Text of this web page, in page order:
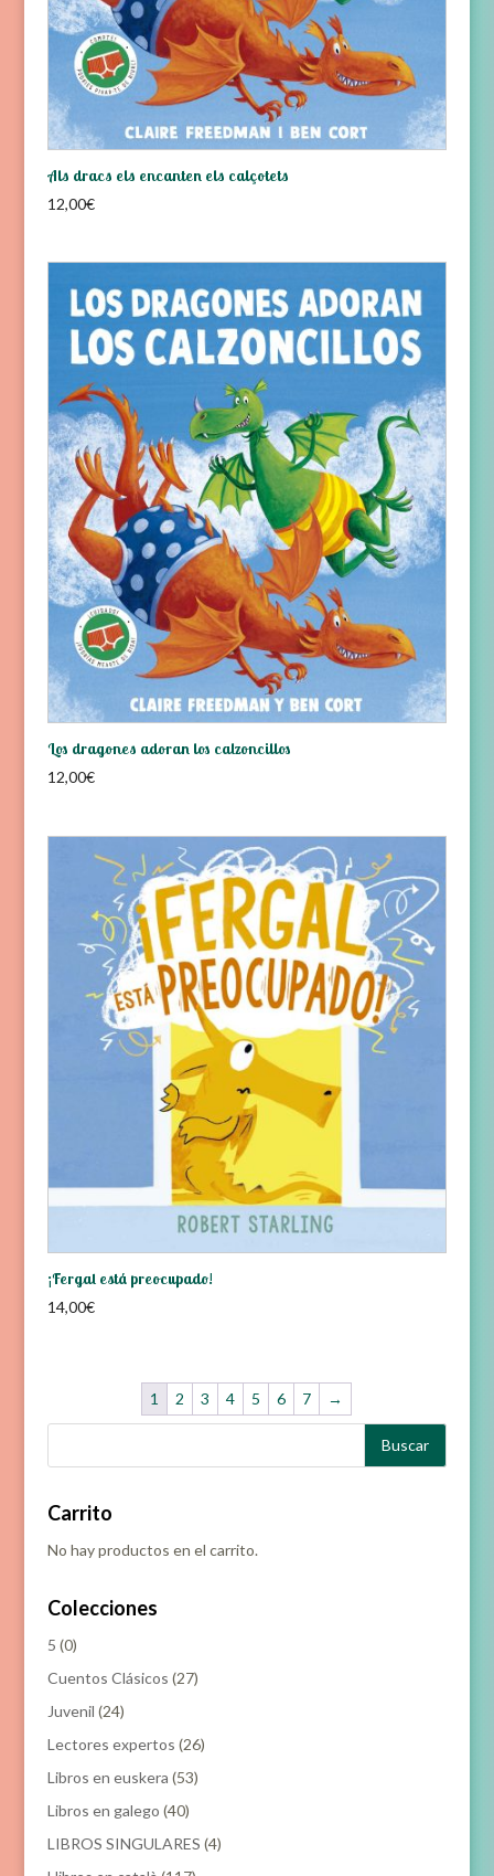
Als dracs els encanten els calçotets
12,00€
Los dragones adoran los calzoncillos
12,00€
¡Fergal está preocupado!
14,00€
1 2 3 4 5 6 7 →
Carrito
No hay productos en el carrito.
Colecciones
5 (0)
Cuentos Clásicos (27)
Juvenil (24)
Lectores expertos (26)
Libros en euskera (53)
Libros en galego (40)
LIBROS SINGULARES (4)